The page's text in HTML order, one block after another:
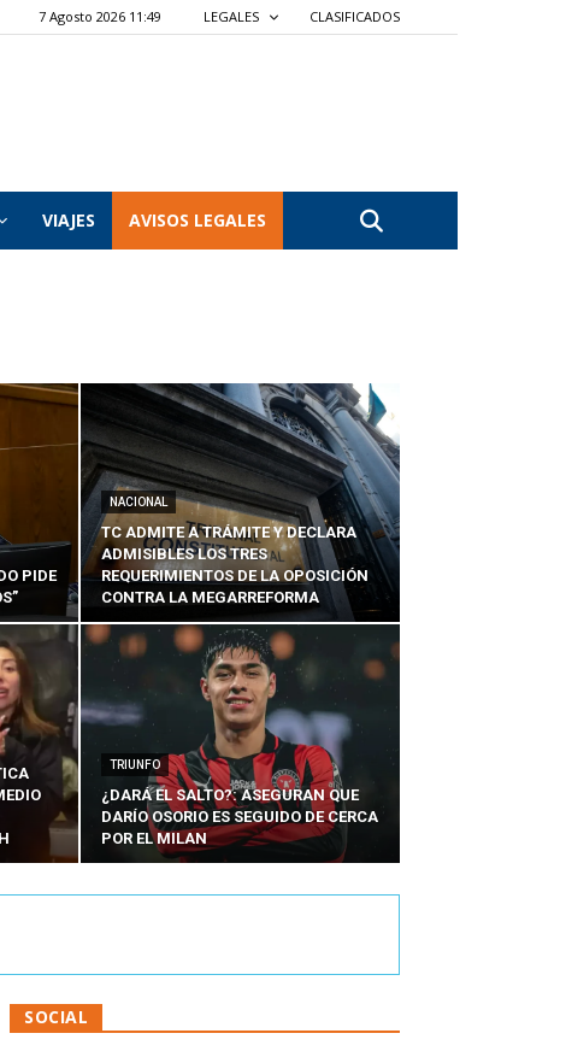
7 Agosto 2026 11:49 LEGALES CLASIFICADOS
VIAJES AVISOS LEGALES
PIDE
NACIONAL
TC ADMITE A TRÁMITE Y DECLARA
ADMISIBLES LOS TRES
REQUERIMIENTOS DE LA OPOSICIÓN
CONTRA LA MEGARREFORMA
TRIUNFO
¿DARÁ EL SALTO?: ASEGURAN QUE
DARÍO OSORIO ES SEGUIDO DE CERCA
POR EL MILAN
SOCIAL